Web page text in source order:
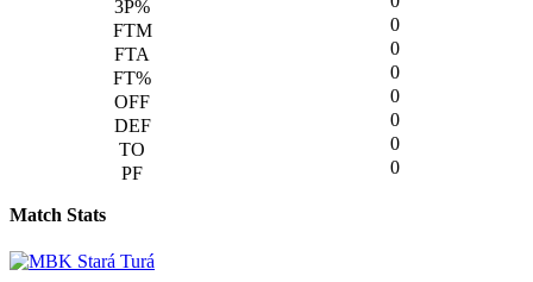
0
0
0
0
0
0
0
Match Stats